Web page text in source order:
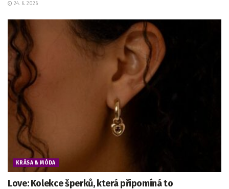
24. 6. 2026
KRÁSA & MÓDA
Love: Kolekce šperků, která připomíná to